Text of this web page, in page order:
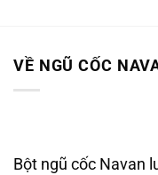
VỀ NGŨ CỐC
Bột ngũ cốc Navan